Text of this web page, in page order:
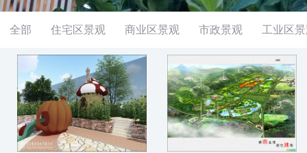
全部 住宅区景观 商业区景观 市政景观 工业区